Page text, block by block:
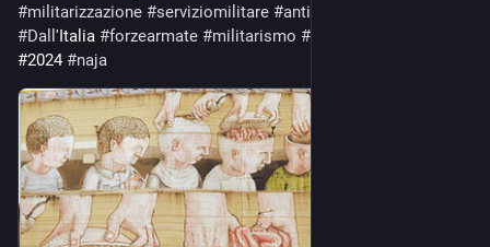
#militarizzazione #serviziomilitare #antimilitarismo
#Dall 'Italia #forzearmate #militarismo #
#2024 #naja